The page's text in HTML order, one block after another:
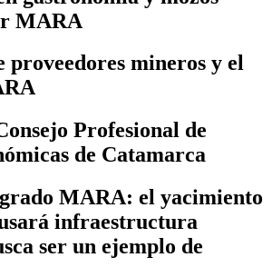
MARA
proveedores mineros y el
Profesional de
de Catamarca
MARA: el yacimiento
infraestructura
ser un ejemplo de